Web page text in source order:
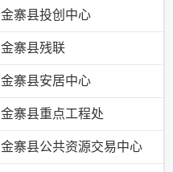
金寨县投创中心
金寨县残联
金寨县安居中心
金寨县重点工程处
金寨县公共资源交易中心